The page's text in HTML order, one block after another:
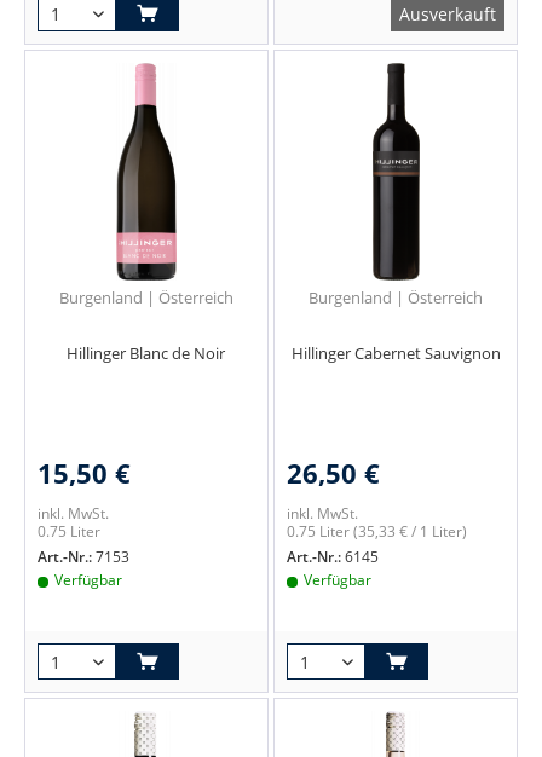
Ausverkauft
Burgenland | Österreich
Hillinger Blanc de Noir
15,50 €
inkl. MwSt.
0.75 Liter
Art.-Nr.:7153
Verfügbar
Burgenland | Österreich
Hillinger Cabernet Sauvignon
26,50 €
inkl. MwSt.
0.75 Liter(35,33 € / 1 Liter)
Art.-Nr.:6145
Verfügbar